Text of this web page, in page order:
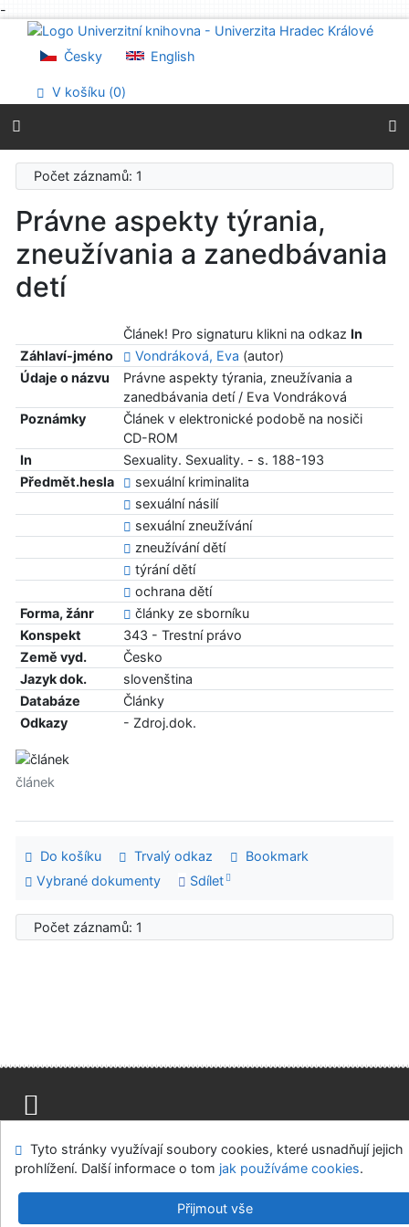
-
Přejít na obsah
Přejít na menu
Prohlášení o webové přístupnosti
Česky English
V košíku (0)
Počet záznamů: 1
Právne aspekty týrania,
zneužívania a zanedbávania
detí
Článek! Pro signaturu klikni na odkaz In
Záhlaví-jméno
Vondráková, Eva (autor)
Údaje o názvu
Právne aspekty týrania, zneužívania a
zanedbávania detí / Eva Vondráková
Poznámky
Článek v elektronické podobě na nosiči
CD-ROM
In
Sexuality. Sexuality. - s. 188-193
Předmět.hesla
sexuální kriminalita
sexuální násilí
sexuální zneužívání
zneužívání dětí
týrání dětí
ochrana dětí
Forma, žánr
články ze sborníku
Konspekt
343 - Trestní právo
Země vyd.
Česko
Jazyk dok.
slovenština
Databáze
Články
Odkazy
- Zdroj.dok.
článek
Do košíku Trvalý odkaz
Bookmark
Vybrané dokumenty
Sdílet
Počet záznamů: 1
Modul OpenSearch
Napište nám Nastavení cookies
Univerzitní knihovna - Univerzita Hradec Králové
Tyto stránky využívají soubory cookies, které usnadňují jejich
prohlížení. Další informace o tom jak používáme cookies.
Přijmout vše